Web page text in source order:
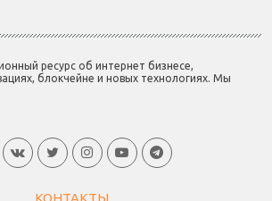
ресурс об интернет бизнесе,
блокчейне и новых технологиях. Мы
КОНТАКТЫ